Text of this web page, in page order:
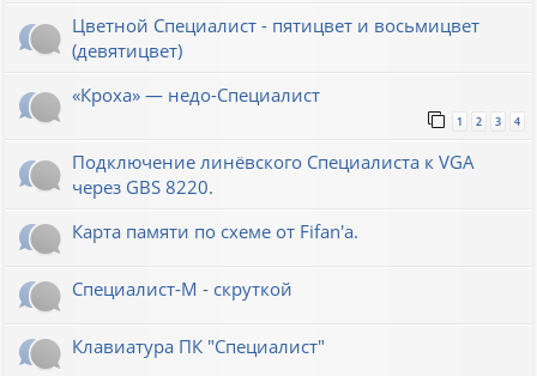
Цветной Специалист - пятицвет и восьмицвет
(девятицвет)
«Кроха» — недо-Специалист
1 2 3 4
Подключение линёвского Специалиста к VGA
через GBS 8220.
Карта памяти по схеме от Fifan'a.
Специалист-М - скруткой
Клавиатура ПК "Специалист"